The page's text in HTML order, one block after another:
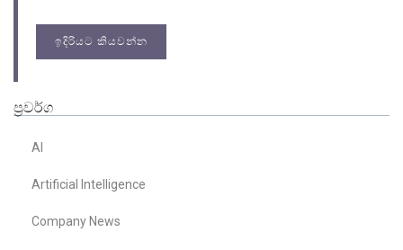
ඉදිරියට කියවන්න
ප්‍රවර්ග
AI
Artificial Intelligence
Company News